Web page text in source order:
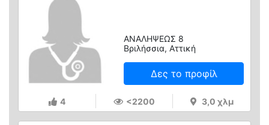
ΑΝΑΛΗΨΕΩΣ 8
Βριλήσσια, Αττική
Δες το προφίλ
4 <2200 3,0 χλμ